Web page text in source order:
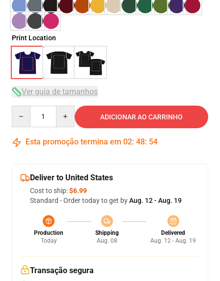
Print Location
Ver guia de tamanhos
ADICIONAR AO CARRINHO
Esta promoção termina em 02: 48: 54
Deliver to United States
Cost to ship:$6.99
Standard - Order today to get byAug. 12 - Aug. 19
Production
Today
Shipping
Aug. 08
Delivered
Aug. 12 - Aug. 19
Transação segura